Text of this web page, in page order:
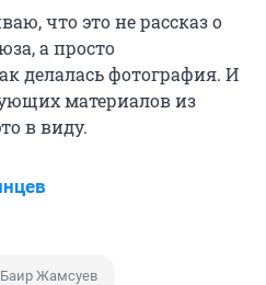
что это не рассказ о
а просто
делалась фотография. И
материалов из
в виду.
Баир Жамсуев